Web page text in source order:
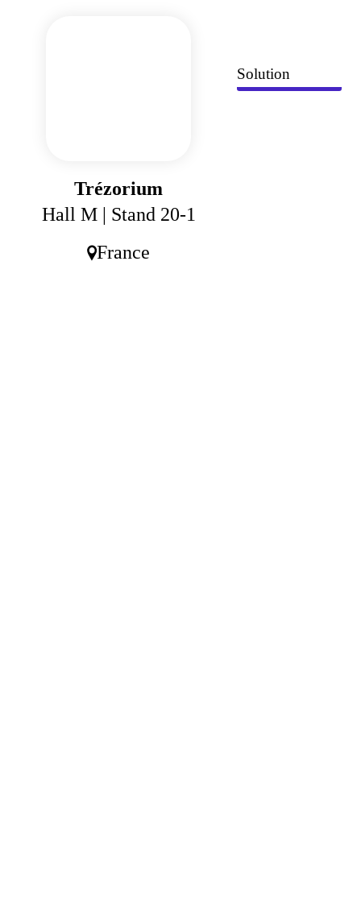
Trézorium
Hall M| Stand 20-1
France
Solution